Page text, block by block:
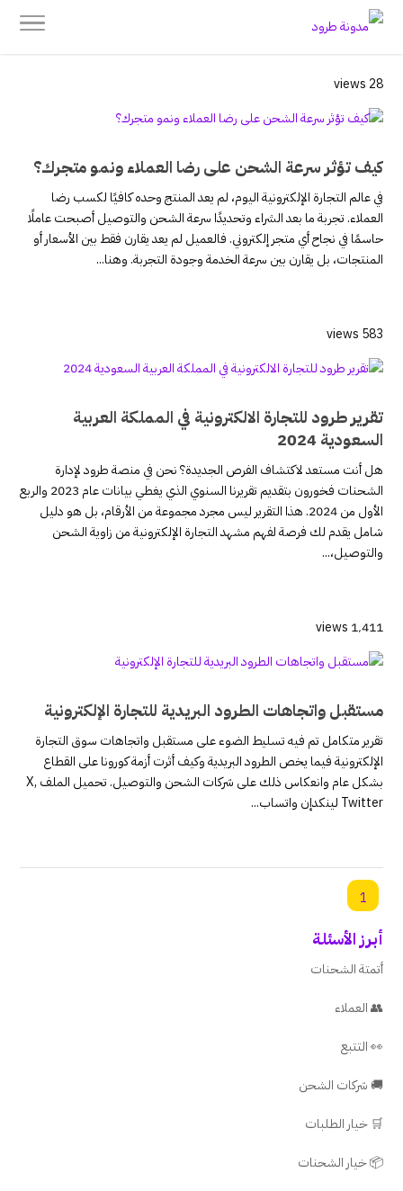
28 views
كيف تؤثر سرعة الشحن على رضا العملاء ونمو متجرك؟
في عالم التجارة الإلكترونية اليوم، لم يعد المنتج وحده كافيًا لكسب رضا
العملاء. تجربة ما بعد الشراء وتحديدًا سرعة الشحن والتوصيل أصبحت عاملًا
حاسمًا في نجاح أي متجر إلكتروني. فالعميل لم يعد يقارن فقط بين الأسعار أو
المنتجات، بل يقارن بين سرعة الخدمة وجودة التجربة. وهنا...
583 views
تقرير طرود للتجارة الالكترونية في المملكة العربية
السعودية 2024
هل أنت مستعد لاكتشاف الفرص الجديدة؟ نحن في منصة طرود لإدارة
الشحنات فخورون بتقديم تقريرنا السنوي الذي يغطي بيانات عام 2023 والربع
الأول من 2024. هذا التقرير ليس مجرد مجموعة من الأرقام، بل هو دليل
شامل يقدم لك فرصة لفهم مشهد التجارة الإلكترونية من زاوية الشحن
والتوصيل،...
1٬411 views
مستقبل واتجاهات الطرود البريدية للتجارة الإلكترونية
تقرير متكامل تم فيه تسليط الضوء على مستقبل واتجاهات سوق التجارة
الإلكترونية فيما يخص الطرود البريدية وكيف أثرت أزمة كورونا على القطاع
بشكل عام وانعكاس ذلك على شركات الشحن والتوصيل. تحميل الملف X,
Twitter لينكدإن واتساب...
1
أبرز الأسئلة
أتمتة الشحنات
👥 العملاء
👀 التتبع
🚚 شركات الشحن
🛒 خيار الطلبات
📦 خيار الشحنات